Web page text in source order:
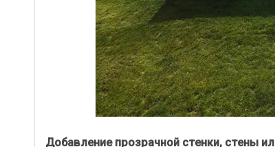
Добавление прозрачной стенки, стены